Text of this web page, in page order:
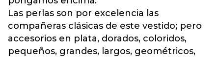
Las perlas son por excelencia las
compañeras clásicas de este vestido; pero
accesorios en plata, dorados, coloridos,
pequeños, grandes, largos, geométricos,